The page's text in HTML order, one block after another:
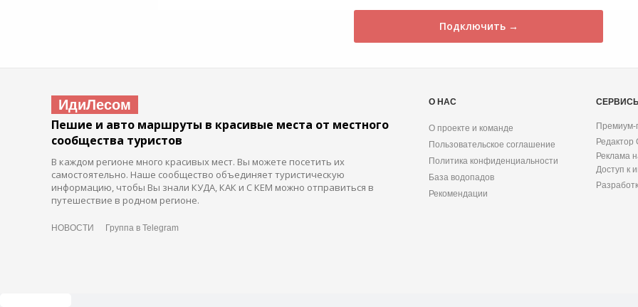
Подключить →
ИдиЛесом
Пешие и авто маршруты в красивые места от местного
сообщества туристов
В каждом регионе много красивых мест. Вы можете посетить их
самостоятельно. Наше сообщество объединяет туристическую
информацию, чтобы Вы знали КУДА, КАК и С КЕМ можно отправиться в
путешествие в родном регионе.
НОВОСТИ Группа в Telegram
О НАС
О проекте и команде
Пользовательское соглашение
Политика конфиденциальности
База водопадов
Рекомендации
Премиум-
Редактор
Реклама
Доступ к